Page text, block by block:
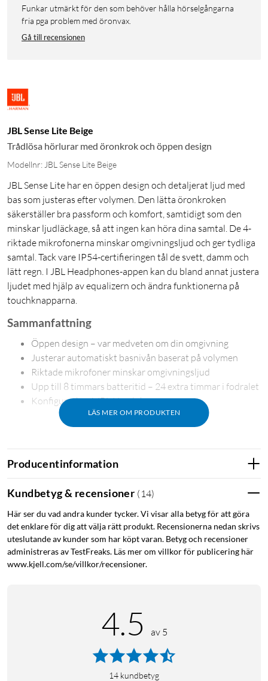
Funkar utmärkt för den som behöver hålla hörselgångarna
fria pga problem med öronvax.
Gå till recensionen
JBL Sense Lite Beige
Trådlösa hörlurar med öronkrok och öppen design
Modellnr: JBL Sense Lite Beige
JBL Sense Lite har en öppen design och detaljerat ljud med
bas som justeras efter volymen. Den lätta öronkroken
säkerställer bra passform och komfort, samtidigt som den
minskar ljudläckage, så att ingen kan höra dina samtal. De 4-
riktade mikrofonerna minskar omgivningsljud och ger tydliga
samtal. Tack vare IP54-certifieringen tål de svett, damm och
lätt regn. I JBL Headphones-appen kan du bland annat justera
ljudet med hjälp av equalizern och ändra funktionerna på
touchknapparna.
LÄS MER OM PRODUKTEN
Sammanfattning
Öppen design – var medveten om din omgivning
Justerar automatiskt basnivån baserat på volymen
Riktade mikrofoner minskar omgivningsljud
Upp till 8 timmars batteritid – 24 extra timmar i fodralet
Konfigurerbar i JBL Headphones-appen
OpenSound-tekniken ger ett klart, dynamiskt ljud samtidigt
som den håller hörselgången öppen så att du kan höra vad
en tät passform som förhindrar ljudläckage – ingen kan höra
dina samtal. Två riktade mikrofoner per öronsnäcka fångar
upp din röst och dämpar annat ljud, och den vindtäta
designen hjälper till att minska vindbrus.
Lätta, exakta 18 x 11 mm-element genererar balanserat ljud.
Och basförstärkningsalgoritmen justerar automatiskt
Producentinformation
Kundbetyg & recensioner ( 14)
Här ser du vad andra kunder tycker. Vi visar alla betyg för att göra
det enklare för dig att välja rätt produkt. Recensionerna nedan skrivs
uteslutande av kunder som har köpt varan. Betyg och recensioner
administreras av TestFreaks. Läs mer om villkor för publicering här
www.kjell.com/se/villkor/recensioner.
4.5 av 5
14 kundbetyg